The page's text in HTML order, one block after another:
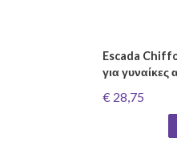
Escada
για
€ 28,75